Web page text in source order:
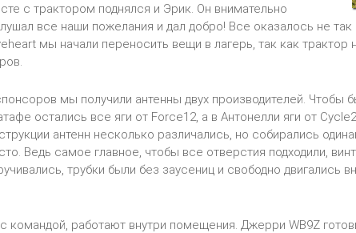
с трактором поднялся и Эрик. Он внимательно
все наши пожелания и дал добро! Все оказалось не
мы начали переносить вещи в лагерь, так как трактор
мы получили антенны двух производителей. Чтобы
остались все яги от Force12, а в Антонелли яги от
антенн несколько различались, но собирались
Ведь самое главное, чтобы все отверстия подходили,
трубки были без заусениц и свободно двигались
командой, работают внутри помещения. Джерри WB9Z